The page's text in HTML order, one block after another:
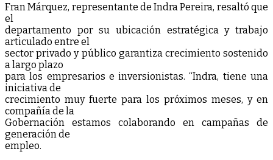
Fran Márquez, representante de Indra Pereira, resaltó que
el
departamento por su ubicación estratégica y trabajo
articulado entre el
sector privado y público garantiza crecimiento sostenido
a largo plazo
para los empresarios e inversionistas. “Indra, tiene una
iniciativa de
crecimiento muy fuerte para los próximos meses, y en
compañía de la
Gobernación estamos colaborando en campañas de
generación de
empleo.